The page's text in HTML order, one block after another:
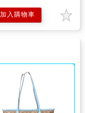
加入購物車